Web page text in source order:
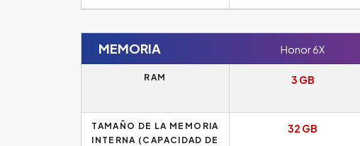
MEMORIA Honor 6X
RAM 3 GB
TAMAÑO DE LA MEMORIA
INTERNA (CAPACIDAD DE
32 GB